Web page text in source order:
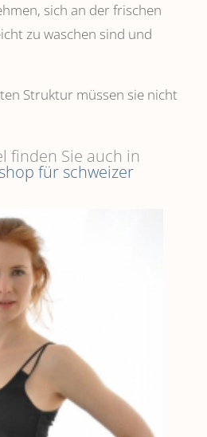
sich an der frischen
zu waschen sind und
Struktur müssen sie nicht
finden Sie auch in
für schweizer